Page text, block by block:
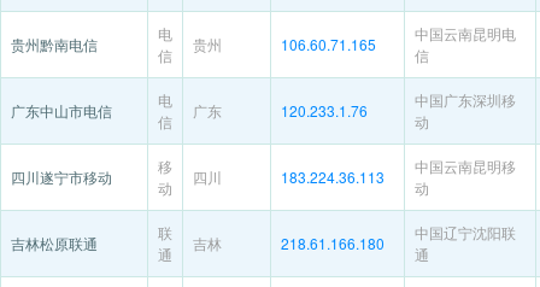
贵州黔南电信
电
信
贵州 106.60.71.165
中国云南昆明电
信
广东中山市电信
电
信
广东 120.233.1.76
中国广东深圳移
动
四川遂宁市移动
移
动
四川 183.224.36.113
中国云南昆明移
动
吉林松原联通
联
通
吉林 218.61.166.180
中国辽宁沈阳联
通